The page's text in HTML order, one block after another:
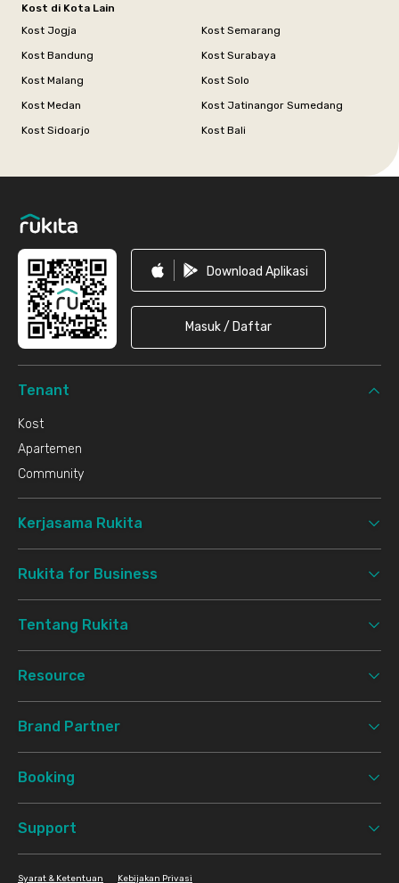
Kost di Kota Lain
Kost Jogja
Kost Semarang
Kost Bandung
Kost Surabaya
Kost Malang
Kost Solo
Kost Medan
Kost Jatinangor Sumedang
Kost Sidoarjo
Kost Bali
Download Aplikasi
Masuk / Daftar
Tenant
Kost
Apartemen
Community
Kerjasama Rukita
Rukita for Business
Tentang Rukita
Resource
Brand Partner
Booking
Support
Syarat & Ketentuan Kebijakan Privasi